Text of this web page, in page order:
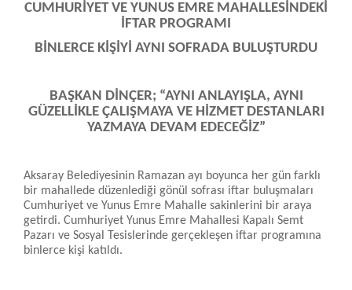
CUMHURİYET VE YUNUS EMRE MAHALLESİNDEKİ
İFTAR PROGRAMI
BİNLERCE KİŞİYİ AYNI SOFRADA BULUŞTURDU
BAŞKAN DİNÇER; “AYNI ANLAYIŞLA, AYNI
GÜZELLİKLE ÇALIŞMAYA VE HİZMET DESTANLARI
YAZMAYA DEVAM EDECEĞİZ”
Aksaray Belediyesinin Ramazan ayı boyunca her gün farklı
bir mahallede düzenlediği gönül sofrası iftar buluşmaları
Cumhuriyet ve Yunus Emre Mahalle sakinlerini bir araya
getirdi. Cumhuriyet Yunus Emre Mahallesi Kapalı Semt
Pazarı ve Sosyal Tesislerinde gerçekleşen iftar programına
binlerce kişi katıldı.